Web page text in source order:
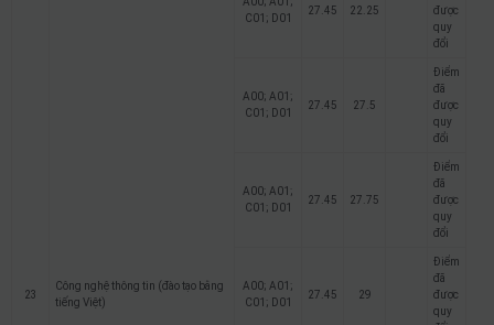
23
Công nghệ thông tin (đào tạo bằng
tiếng Việt)
C01; D01
27.45 22.25
được
quy
đổi
A00; A01;
C01; D01
27.45 27.5
Điểm
đã
được
quy
đổi
A00; A01;
C01; D01
27.45 27.75
Điểm
đã
được
quy
đổi
A00; A01;
C01; D01
27.45 29
Điểm
đã
được
quy